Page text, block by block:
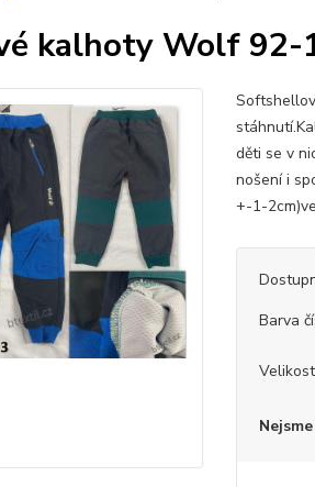
kalhoty Wolf 92-
děti se v
nošení i
+-1-
Barva
Velikost